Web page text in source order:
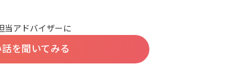
当アドバイザーに
を聞いてみる